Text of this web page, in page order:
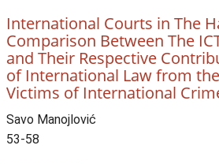
International Courts in The
Comparison Between The
and Their Respective
of International Law from
Victims of International
Savo Manojlović
53-58